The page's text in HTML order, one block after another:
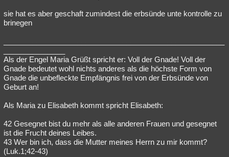
sie hat es aber geschaft zumindest die erbsünde unte kontrolle zu
brinegen
Als der Engel Maria Grüßt spricht er: Voll der Gnade! Voll der
Gnade bedeutet wohl nichts anderes als die höchste Form von
Gnade die unbefleckte Empfängnis frei von der Erbsünde von
Geburt an!
Als Maria zu Elisabeth kommt spricht Elisabeth:
42 Gesegnet bist du mehr als alle anderen Frauen und gesegnet
ist die Frucht deines Leibes.
43 Wer bin ich, dass die Mutter meines Herrn zu mir kommt?
(Luk.1;42-43)